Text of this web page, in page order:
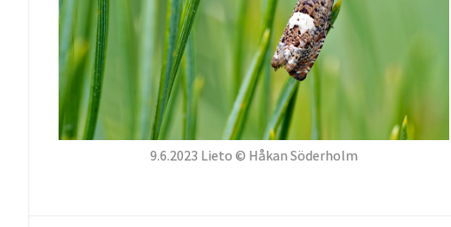
9.6.2023 Lieto © Håkan Söderholm